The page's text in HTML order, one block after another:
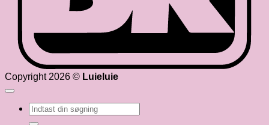
Copyright 2026 © Luieluie
Søg
efter: